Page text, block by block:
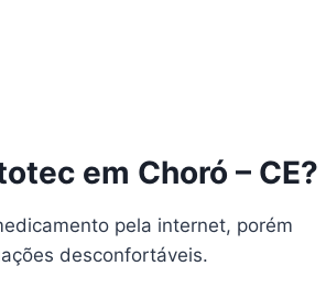
em Choró – CE?
pela internet, porém
desconfortáveis.